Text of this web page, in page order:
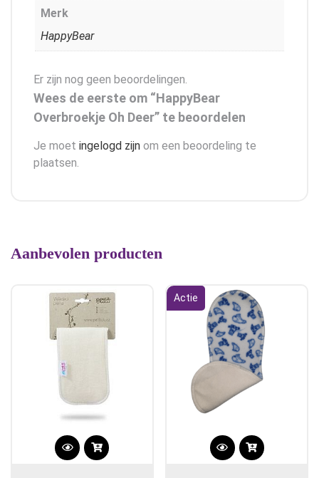
Merk
HappyBear
Er zijn nog geen beoordelingen.
Wees de eerste om “HappyBear
Overbroekje Oh Deer” te beoordelen
Je moet ingelogd zijn om een beoordeling te
plaatsen.
Aanbevolen producten
Actie